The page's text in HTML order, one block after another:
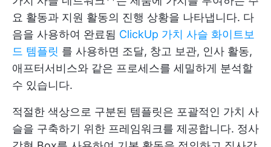
요 활동과 지원 활동의 진행 상황을 나타냅니다. 다
음을 사용하여 완료됨 ClickUp 가치 사슬 화이트보
드 템플릿 를 사용하면 조달, 창고 보관, 인사 활동,
애프터서비스와 같은 프로세스를 세밀하게 분석할
수 있습니다.
적절한 색상으로 구분된 템플릿은 포괄적인 가치 사
슬을 구축하기 위한 프레임워크를 제공합니다. 정사